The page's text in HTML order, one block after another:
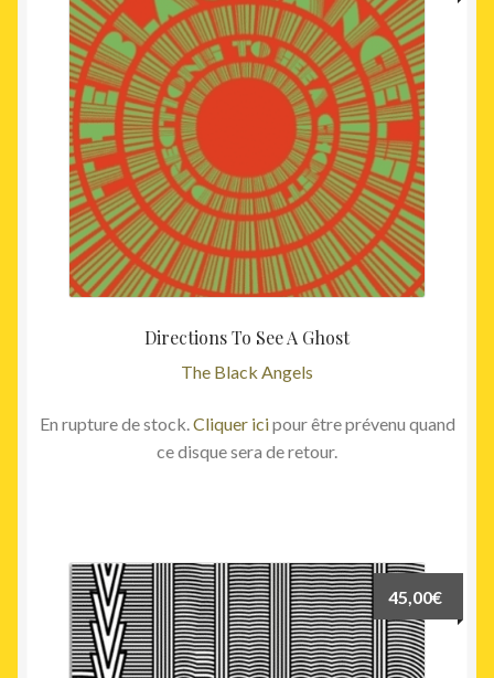
Directions To See A Ghost
The Black Angels
initial
était :
52,50€.
En rupture de stock.Cliquer icipour être prévenu quand
ce disque sera de retour.
45,00€